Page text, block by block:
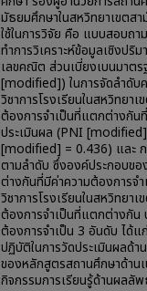
มัธยมศึกษาในสหวิทยาเขตส
ใช้ในการวิจัย คือ แบบสอบถา
ทำการวิเคราะห์ข้อมูลเชิงปริ
เลขคณิต ส่วนเบี่ยงเบนมาตร
[modified]) ในการจัดลำดับ
วิชาการโรงเรียนในสหวิทย
ต้องการจำเป็นที่แตกต่างกัน
ประเมินผล (PNI
[modified] = 0.436) และ
ตามลำดับ ซึ่งองค์ประกอบข
ต่างกันที่มีค่าความต้องการ
วิชาการโรงเรียนในสหวิทย
ต้องการจำเป็นที่แตกต่างกัน
ต้องการจำเป็น 3 อันดับ ได้
ปฏิบัติในการวัดประเมินผลด้
ของหลักสูตรสถานศึกษาด้าน
กิจกรรมการเรียนรู้ด้านผลลั